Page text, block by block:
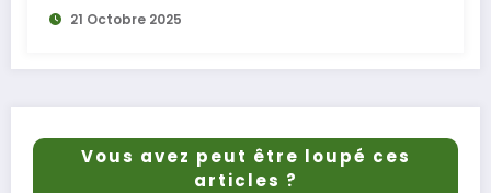
21 Octobre 2025
Vous avez peut être loupé ces
articles ?